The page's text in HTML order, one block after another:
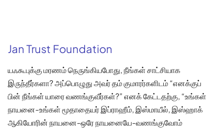
Jan Trust Foundation
யஃகூபுக்கு மரணம் நெருங்கியபோது, நீங்கள் சாட்சியாக
இருந்தீர்களா? அப்பொழுது அவர் தம் குமாரர்களிடம் “எனக்குப்
பின் நீங்கள் யாரை வணங்குவீர்கள்?” எனக் கேட்டதற்கு, “உங்கள்
நாயனை-உங்கள் மூதாதையர் இப்ராஹீம், இஸ்மாயீல், இஸ்ஹாக்
ஆகியோரின் நாயனை-ஒரே நாயனையே-வணங்குவோம்